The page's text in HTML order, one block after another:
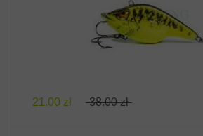
21.00 zł 38.00 zł